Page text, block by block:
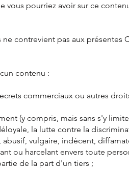
vous pourriez avoir sur ce
contrevient pas aux présentes
contenu :
commerciaux ou autres
(y compris, mais sans s'y
la lutte contre la
vulgaire, indécent,
ou harcelant envers toute
de la part d'un tiers ;